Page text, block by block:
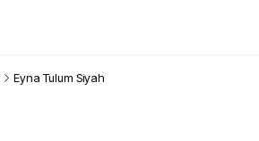
Eyna Tulum Siyah